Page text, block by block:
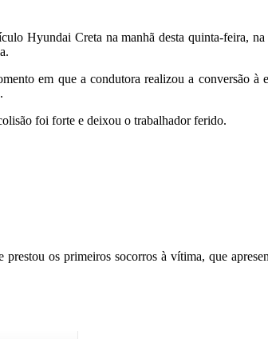
Hyundai Creta na manhã desta quinta-feira,
em que a condutora realizou a conversão
foi forte e deixou o trabalhador ferido.
os primeiros socorros à vítima, que